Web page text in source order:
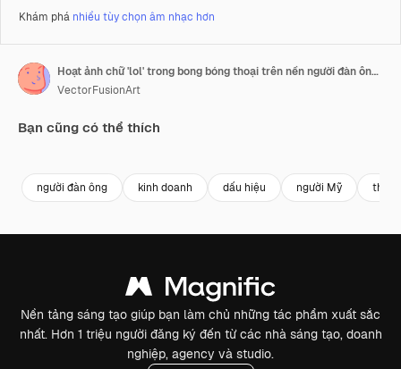
Khám phá nhiều tùy chọn âm nhạc hơn
Hoạt ảnh chữ 'lol' trong bong bóng thoại trên nền người đàn ông Mỹ gốc Phi đang dùng điện thoại thông minh
VectorFusionArt
Bạn cũng có thể thích
người đàn ông kinh doanh dấu hiệu người Mỹ thiết
Nền tảng sáng tạo giúp bạn làm chủ những tác phẩm xuất sắc
nhất. Hơn 1 triệu người đăng ký đến từ các nhà sáng tạo, doanh
nghiệp, agency và studio.